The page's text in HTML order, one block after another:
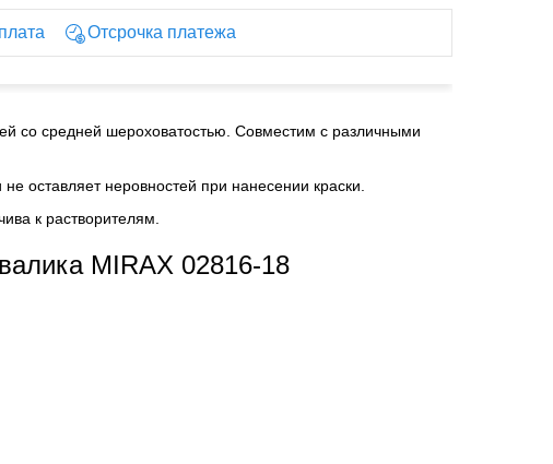
Отсрочка платежа
со средней шероховатостью. Совместим с различными
не оставляет неровностей при нанесении краски.
к растворителям.
MIRAX 02816-18